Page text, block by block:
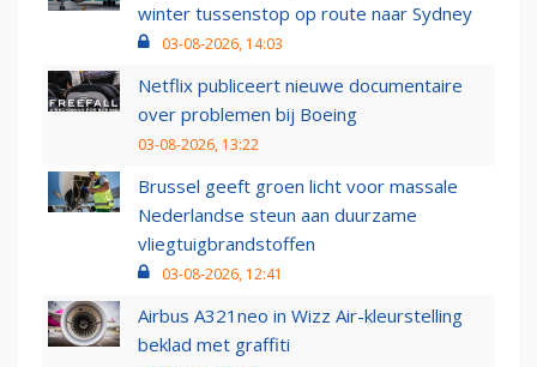
winter tussenstop op route naar Sydney
03-08-2026, 14:03
Netflix publiceert nieuwe documentaire
over problemen bij Boeing
03-08-2026, 13:22
Brussel geeft groen licht voor massale
Nederlandse steun aan duurzame
vliegtuigbrandstoffen
03-08-2026, 12:41
Airbus A321neo in Wizz Air-kleurstelling
beklad met graffiti